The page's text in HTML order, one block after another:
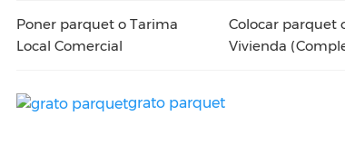
Poner parquet o Tarima
Local Comercial
Colocar parquet
Vivienda
grato parquet